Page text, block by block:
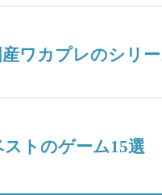
ワカプレのシリ
トのゲーム15選